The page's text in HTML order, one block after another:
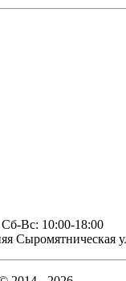
Вс: 10:00-18:00
Сыромятническая